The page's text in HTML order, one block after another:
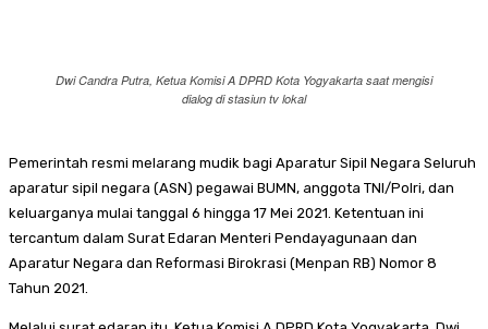
Dwi Candra Putra, Ketua Komisi A DPRD Kota Yogyakarta saat mengisi
dialog di stasiun tv lokal
Pemerintah resmi melarang mudik bagi Aparatur Sipil Negara Seluruh
aparatur sipil negara (ASN) pegawai BUMN, anggota TNI/Polri, dan
keluarganya mulai tanggal 6 hingga 17 Mei 2021. Ketentuan ini
tercantum dalam Surat Edaran Menteri Pendayagunaan dan
Aparatur Negara dan Reformasi Birokrasi (Menpan RB) Nomor 8
Tahun 2021.